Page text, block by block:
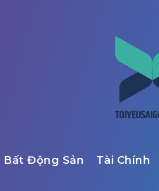
Bất Động Sản Tài Chính